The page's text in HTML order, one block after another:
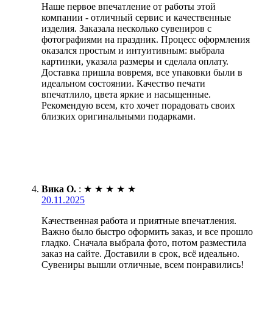
Наше первое впечатление от работы этой
компании - отличный сервис и качественные
изделия. Заказала несколько сувениров с
фотографиями на праздник. Процесс оформления
оказался простым и интуитивным: выбрала
картинки, указала размеры и сделала оплату.
Доставка пришла вовремя, все упаковки были в
идеальном состоянии. Качество печати
впечатлило, цвета яркие и насыщенные.
Рекомендую всем, кто хочет порадовать своих
близких оригинальными подарками.
Вика О. : ★ ★ ★ ★ ★
20.11.2025
Качественная работа и приятные впечатления.
Важно было быстро оформить заказ, и все прошло
гладко. Сначала выбрала фото, потом разместила
заказ на сайте. Доставили в срок, всё идеально.
Сувениры вышли отличные, всем понравились!